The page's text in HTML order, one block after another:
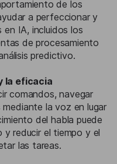
de los
a perfeccionar y
en IA, incluidos los
de procesamiento
predictivo.
la eficacia
comandos, navegar
la voz en lugar
del habla puede
y reducir el tiempo y el
las tareas.